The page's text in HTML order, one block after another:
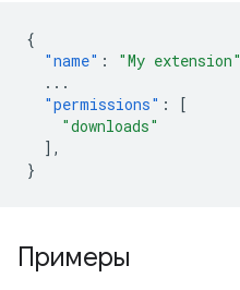
{
"name" : "My extension"
...
"permissions" :
[
"downloads"
],
}
Примеры